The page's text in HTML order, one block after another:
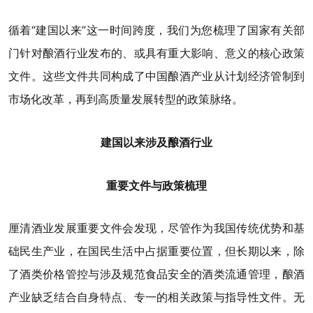
循着“建国以来”这一时间跨度，我们为您梳理了国家有关部
门针对酿酒行业发布的、或具有重大影响、意义的核心政策
文件。这些文件共同构成了中国酿酒产业从计划经济管制到
市场化改革，再到高质量发展转型的政策脉络。
建国以来涉及酿酒行业
重要文件与政策梳理
厘清酒业发展重要文件会发现，尽管作为我国传统优势和基
础民生产业，在国民生活中占据重要位置，但长期以来，除
了酒类价格管控与涉及规范食品安全的酒类流通管理，酿酒
产业缺乏结合自身特点、专一的相关政策与指导性文件。无